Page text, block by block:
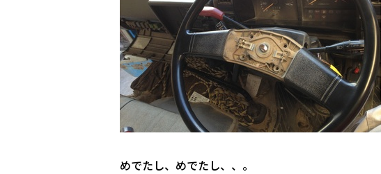
めでたし、めでたし、、。